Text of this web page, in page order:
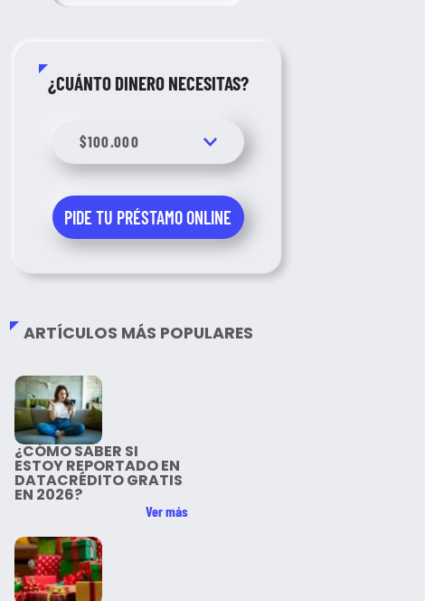
¿CUÁNTO DINERO NECESITAS?
ARTÍCULOS MÁS POPULARES
¿CÓMO SABER SI
ESTOY REPORTADO EN
DATACRÉDITO GRATIS
EN 2026?
Ver más